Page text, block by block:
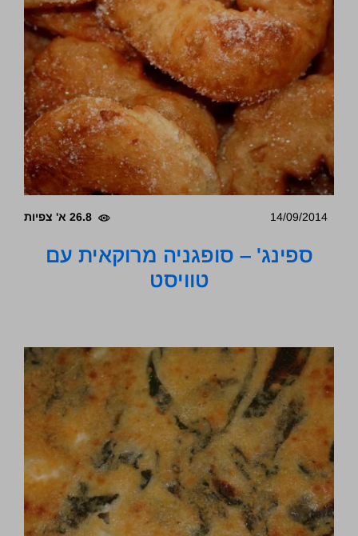
14/09/2014 26.8 א' צפיות
ספינג' – סופגניה מרוקאית עם
טוויסט